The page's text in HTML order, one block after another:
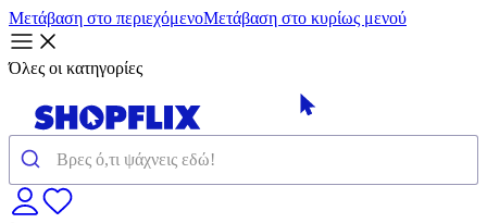
Μετάβαση στο περιεχόμενοΜετάβαση στο κυρίως μενού
Όλες οι κατηγορίες